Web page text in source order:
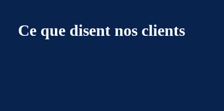
Ce que disent nos clients